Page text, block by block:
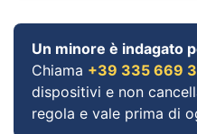
Un minore è indagato
Chiama +39 335 669
dispositivi e non
regola e vale prima di